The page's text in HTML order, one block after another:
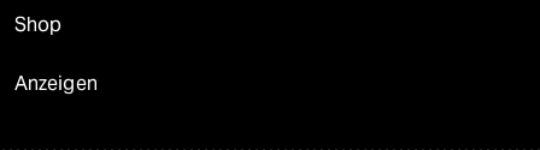
Shop
Anzeigen